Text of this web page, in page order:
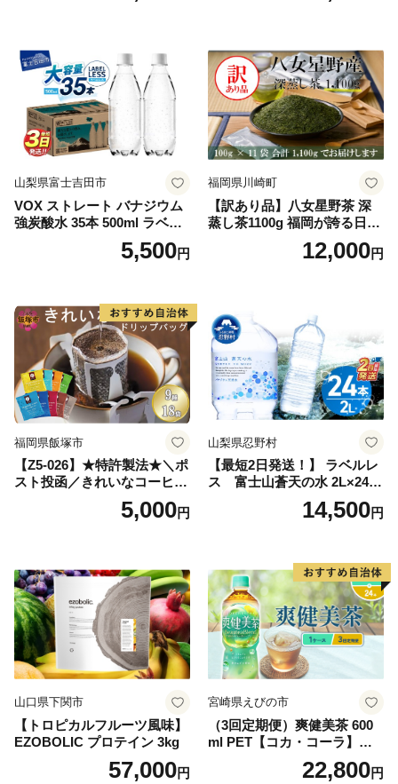
山梨県富士吉田市
VOX ストレート バナジウム
強炭酸水 35本 500ml ラベル
レス【富士吉田市限定カート
5,500円
福岡県川崎町
【訳あり品】八女星野茶 深
蒸し茶1100g 福岡が誇る日本
茶_ 訳アリ 常温 お茶 茶袋 常
備品 おちゃ ocha 茶葉 緑茶
小分け お土産 お取り寄せ グ
ルメ 福岡 九州 福岡県 国産
日本 ふかむし茶 ふかむし 家
庭用 自宅用 ちゃ りょくちゃ
ふかむしちゃ 急須 甘み 川崎
町 送料無料
12,000円
福岡県飯塚市
【Z5-026】★特許製法★＼ポ
スト投函／きれいなコーヒー
ドリップバッグ9種セット(18
袋)ゆうパケットでお届け！
5,000円
山梨県忍野村
【最短2日発送！】 ラベルレ
ス 富士山蒼天の水 2L×24本
（4ケース）※離島不可 天然
水 ミネラルウォーター 水 ペ
産 シリカ ミネラル 美容 備蓄
防災 長期保存 富士山 山梨県
忍野村
14,500円
山口県下関市
【トロピカルフルーツ風味】
EZOBOLIC プロテイン 3kg
57,000円
宮崎県えびの市
（3回定期便）爽健美茶 600
ml PET【コカ・コーラ】ペ
ットボトル 1ケース(24本) 定
期便 3回(72本) セット お茶
22,800円